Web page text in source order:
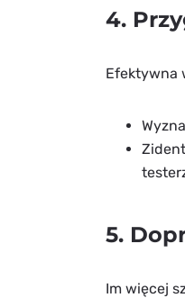
4.
Efektywna
5.
Im więcej